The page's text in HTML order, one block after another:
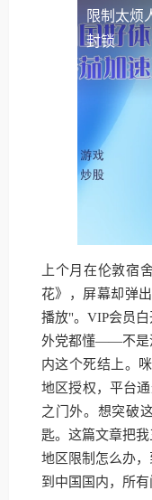
限制太烦
封锁
上个月在伦敦宿
花》，屏幕却弹
播放"。VIP会员
外党都懂——不是
内这个死结上。
地区授权，平台
之门外。想突破
匙。这篇文章把
地区限制怎么办
到中国国内，所有